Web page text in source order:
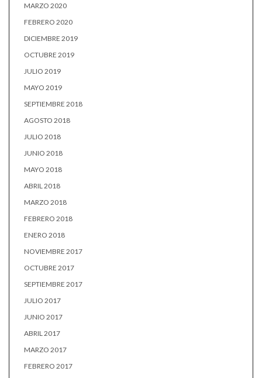
MARZO 2020
FEBRERO 2020
DICIEMBRE 2019
OCTUBRE 2019
JULIO 2019
MAYO 2019
SEPTIEMBRE 2018
AGOSTO 2018
JULIO 2018
JUNIO 2018
MAYO 2018
ABRIL 2018
MARZO 2018
FEBRERO 2018
ENERO 2018
NOVIEMBRE 2017
OCTUBRE 2017
SEPTIEMBRE 2017
JULIO 2017
JUNIO 2017
ABRIL 2017
MARZO 2017
FEBRERO 2017